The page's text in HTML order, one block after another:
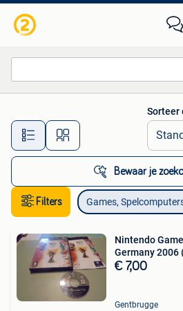
Alle afstanden…
Sorteer
Bewaar je
Filters Games,
Nintendo
Germany 2006
€ 7,00
Gentbrugge